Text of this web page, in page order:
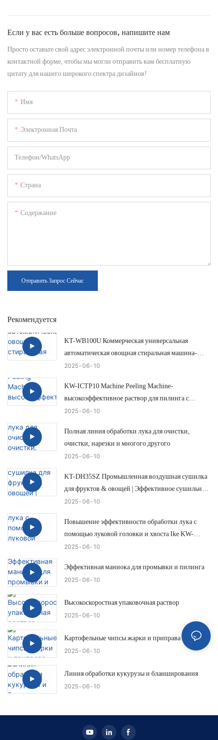
Если у вас есть больше вопросов, напишите нам
Просто оставьте свой адрес электронной почты или номер телефона в
контактной форме, чтобы мы могли отправить вам бесплатную
цитату для нашего широкого спектра дизайнов!
Имя
Электронная Почта
Телефон/WhatsApp
Страна
Содержание
Отправить Запрос Сейчас
Рекомендуется
KT-WB100U Коммерческая универсальная
автоматическая овощная стиральная машина-
эффективная и умная очистка лука
2025 06 10
KW-ICTP10 Machine Peeling Machine-
высокоэффективное раствор для пилинга с
низким ими.
2025 06 10
Полная линия обработки лука для очистки,
очистки, нарезки и многого другого
2025 06 10
KT-DH35SZ Промышленная воздушная сушилка
для фруктов & овощей | Эффективное сушильное
раствор от IKE
2025 06 10
Повышение эффективности обработки лука с
помощью луковой головки и хвоста Ike KW-
QG500
2025 06 10
Эффективная маниока для промывки и пилинга
2025 06 10
Высокоскоростная упаковочная раствор
2025 06 10
Картофельные чипсы жарки и приправа
2025 06 10
Линия обработки кукурузы и бланширования
2025 06 10